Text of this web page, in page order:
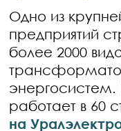
Одно из
предприятий
более 2000
энергосистем.
работает в 60
на